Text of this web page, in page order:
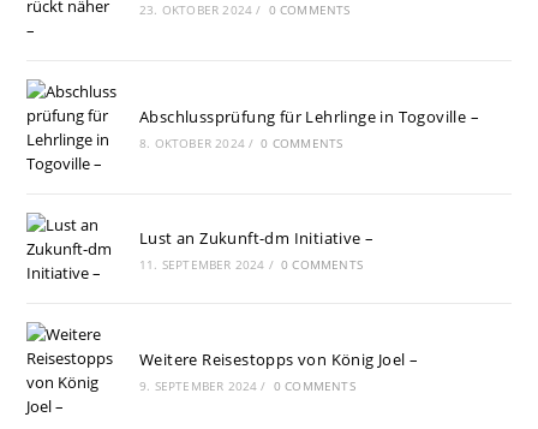
23. OKTOBER 2024 / 0 COMMENTS
Abschlussprüfung für Lehrlinge in Togoville –
8. OKTOBER 2024 / 0 COMMENTS
Lust an Zukunft-dm Initiative –
11. SEPTEMBER 2024 / 0 COMMENTS
Weitere Reisestopps von König Joel –
9. SEPTEMBER 2024 / 0 COMMENTS